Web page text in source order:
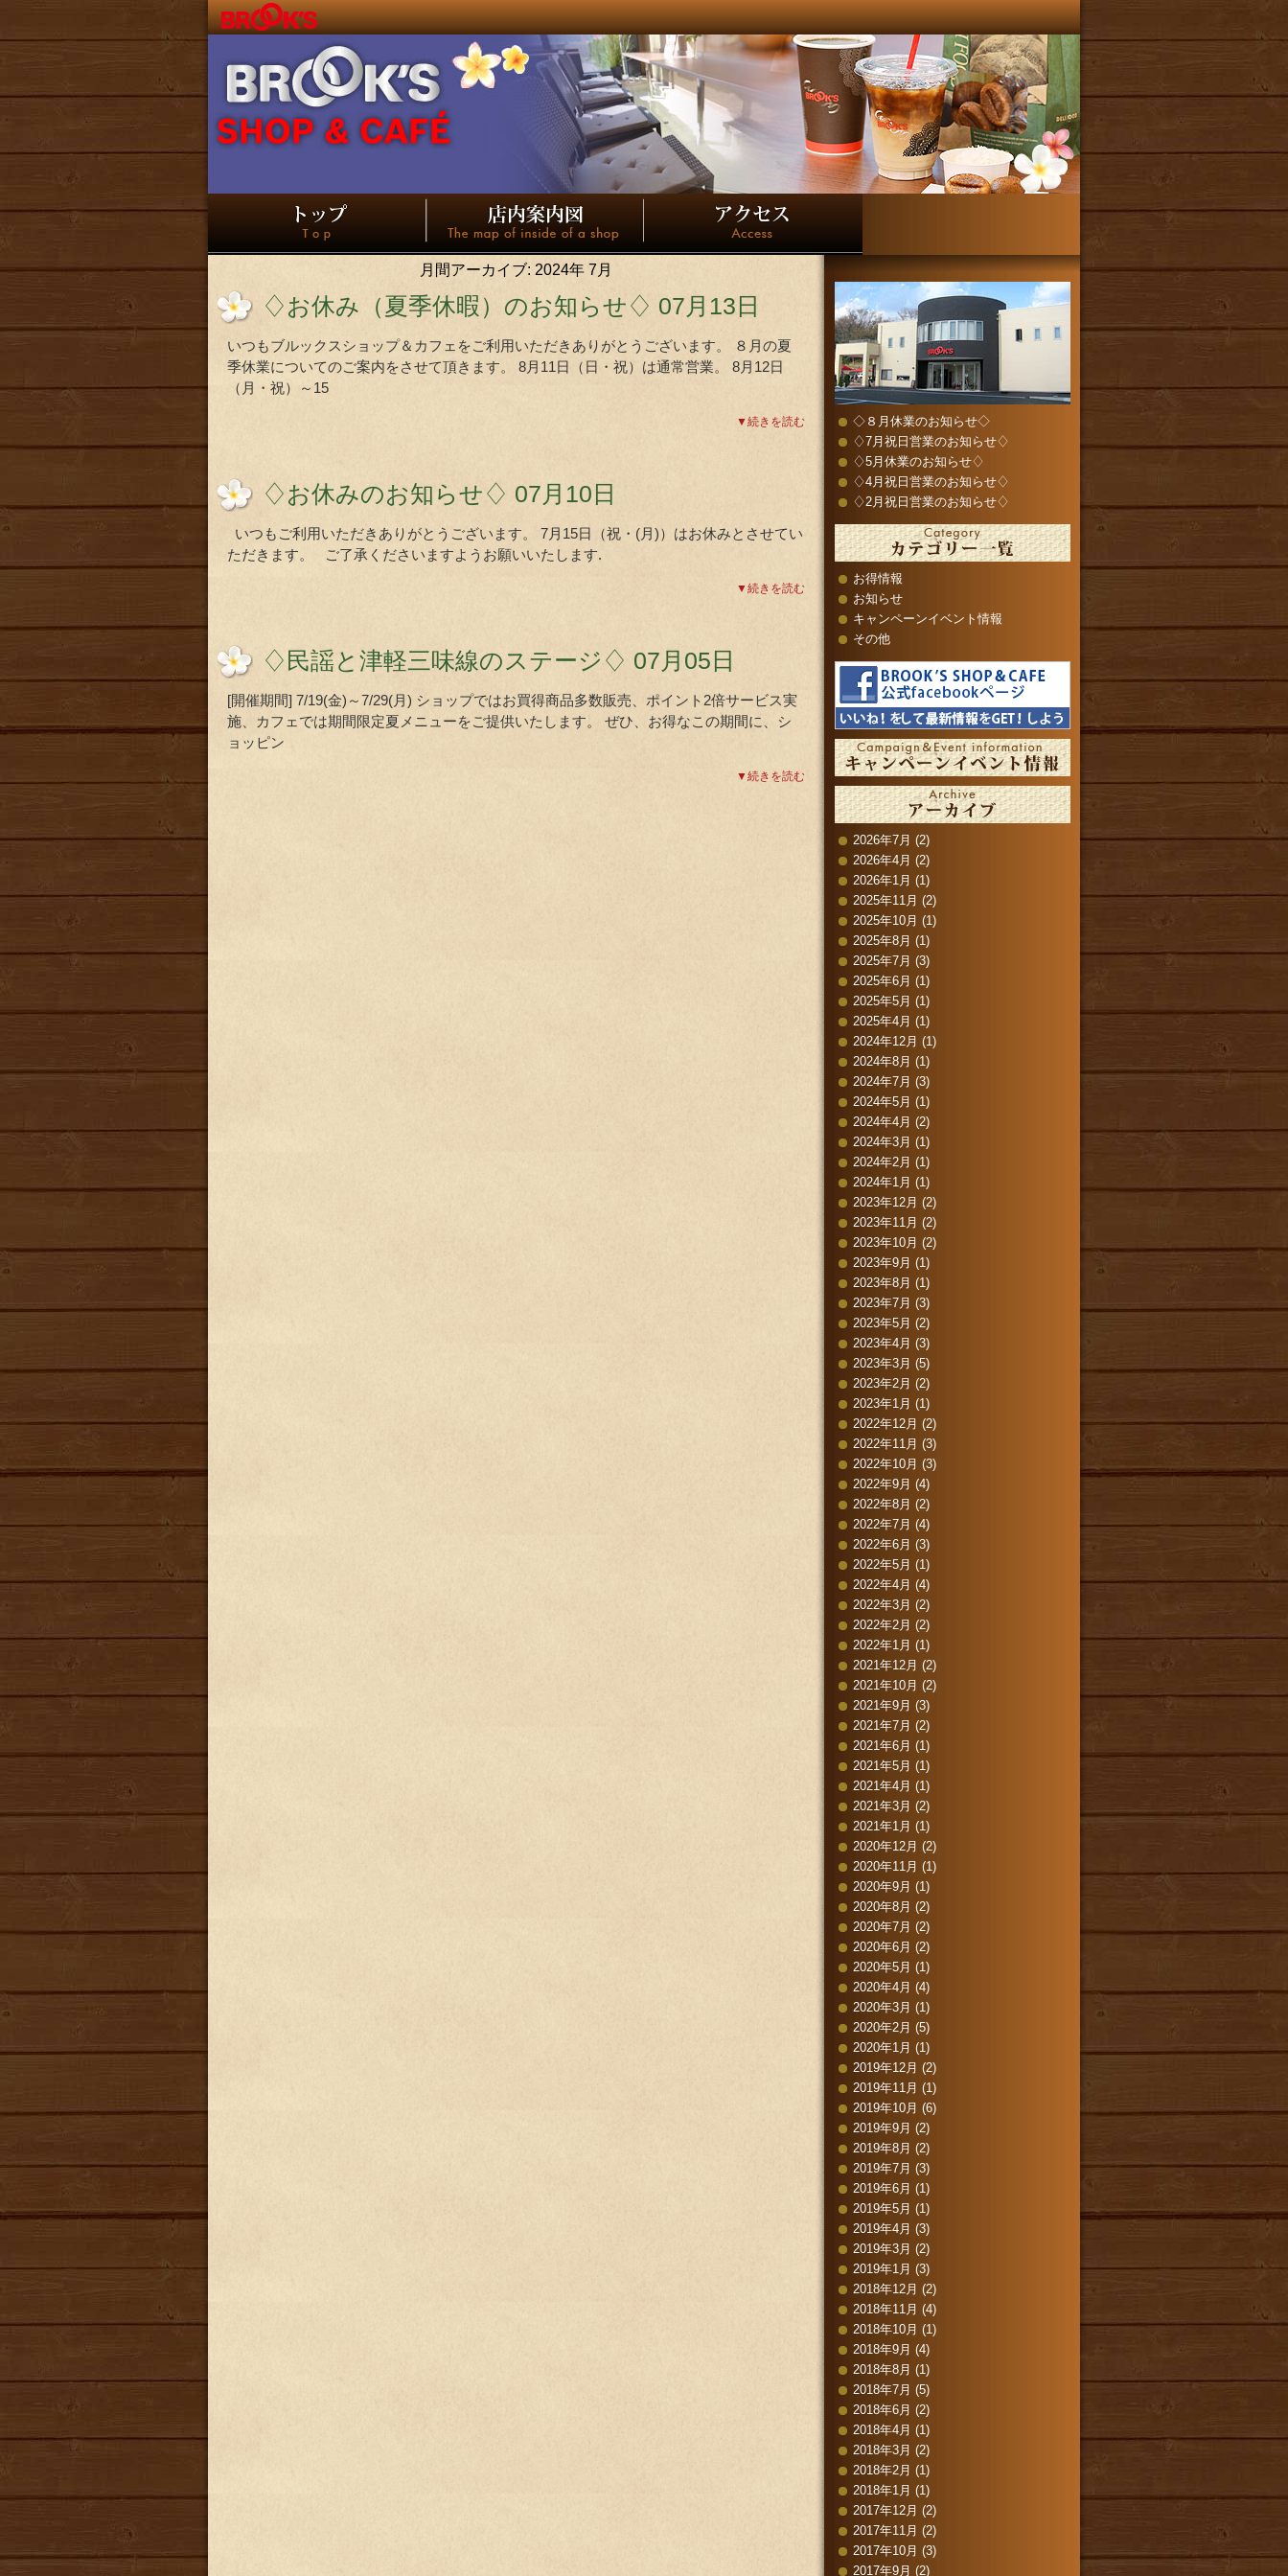
月間アーカイブ: 2024年 7月
♢お休み（夏季休暇）のお知らせ♢ 07月13日
いつもブルックスショップ＆カフェをご利用いただきありがとうございます。 ８月の夏
季休業についてのご案内をさせて頂きます。 8月11日（日・祝）は通常営業。 8月12日
（月・祝）～15
▼続きを読む
♢お休みのお知らせ♢ 07月10日
いつもご利用いただきありがとうございます。 7月15日（祝・(月)）はお休みとさせてい
ただきます。 ご了承くださいますようお願いいたします.
▼続きを読む
♢民謡と津軽三味線のステージ♢ 07月05日
[開催期間] 7/19(金)～7/29(月) ショップではお買得商品多数販売、ポイント2倍サービス実
施、カフェでは期間限定夏メニューをご提供いたします。 ぜひ、お得なこの期間に、シ
ョッピン
▼続きを読む
◇８月休業のお知らせ◇
♢7月祝日営業のお知らせ♢
♢5月休業のお知らせ♢
♢4月祝日営業のお知らせ♢
♢2月祝日営業のお知らせ♢
お得情報
お知らせ
キャンペーンイベント情報
その他
2026年7月 (2)
2026年4月 (2)
2026年1月 (1)
2025年11月 (2)
2025年10月 (1)
2025年8月 (1)
2025年7月 (3)
2025年6月 (1)
2025年5月 (1)
2025年4月 (1)
2024年12月 (1)
2024年8月 (1)
2024年7月 (3)
2024年5月 (1)
2024年4月 (2)
2024年3月 (1)
2024年2月 (1)
2024年1月 (1)
2023年12月 (2)
2023年11月 (2)
2023年10月 (2)
2023年9月 (1)
2023年8月 (1)
2023年7月 (3)
2023年5月 (2)
2023年4月 (3)
2023年3月 (5)
2023年2月 (2)
2023年1月 (1)
2022年12月 (2)
2022年11月 (3)
2022年10月 (3)
2022年9月 (4)
2022年8月 (2)
2022年7月 (4)
2022年6月 (3)
2022年5月 (1)
2022年4月 (4)
2022年3月 (2)
2022年2月 (2)
2022年1月 (1)
2021年12月 (2)
2021年10月 (2)
2021年9月 (3)
2021年7月 (2)
2021年6月 (1)
2021年5月 (1)
2021年4月 (1)
2021年3月 (2)
2021年1月 (1)
2020年12月 (2)
2020年11月 (1)
2020年9月 (1)
2020年8月 (2)
2020年7月 (2)
2020年6月 (2)
2020年5月 (1)
2020年4月 (4)
2020年3月 (1)
2020年2月 (5)
2020年1月 (1)
2019年12月 (2)
2019年11月 (1)
2019年10月 (6)
2019年9月 (2)
2019年8月 (2)
2019年7月 (3)
2019年6月 (1)
2019年5月 (1)
2019年4月 (3)
2019年3月 (2)
2019年1月 (3)
2018年12月 (2)
2018年11月 (4)
2018年10月 (1)
2018年9月 (4)
2018年8月 (1)
2018年7月 (5)
2018年6月 (2)
2018年4月 (1)
2018年3月 (2)
2018年2月 (1)
2018年1月 (1)
2017年12月 (2)
2017年11月 (2)
2017年10月 (3)
2017年9月 (2)